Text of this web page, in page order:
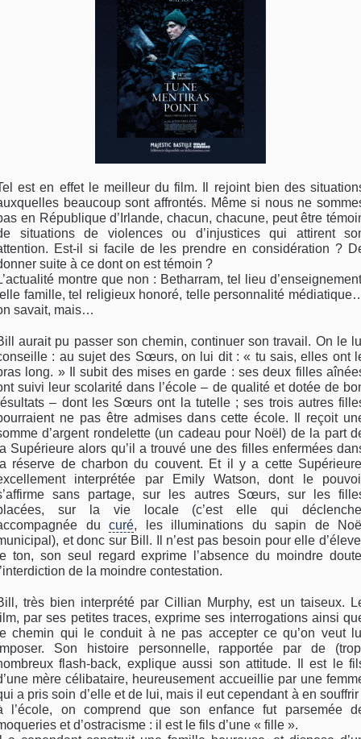
est en effet le meilleur du film. Il rejoint bien des
beaucoup sont affrontés. Même si nous ne
en République d’Irlande, chacun, chacune, peut être
situations de violences ou d’injustices qui attirent
Est-il si facile de les prendre en considération ?
suite à ce dont on est témoin ?
montre que non : Betharram, tel lieu
famille, tel religieux honoré, telle personnalité
savait, mais…
aurait pu passer son chemin, continuer son travail. On le
: au sujet des Sœurs, on lui dit : « tu sais, elles ont
long. » Il subit des mises en garde : ses deux filles
suivi leur scolarité dans l’école – de qualité et dotée de
– dont les Sœurs ont la tutelle ; ses trois autres
ne pas être admises dans cette école. Il reçoit
d’argent rondelette (un cadeau pour Noël) de la part
Supérieure alors qu’il a trouvé une des filles enfermées
réserve de charbon du couvent. Et il y a cette
interprétée par Emily Watson, dont le
sans partage, sur les autres Sœurs, sur les
sur la vie locale (c’est elle qui
du curé, les illuminations du sapin de
et donc sur Bill. Il n’est pas besoin pour elle
ton, son seul regard exprime l’absence du moindre
de la moindre contestation.
très bien interprété par Cillian Murphy, est un taiseux.
par ses petites traces, exprime ses interrogations ainsi
chemin qui le conduit à ne pas accepter ce qu’on veut
Son histoire personnelle, rapportée par de
flash-back, explique aussi son attitude. Il est le
mère célibataire, heureusement accueillie par une
a pris soin d’elle et de lui, mais il eut cependant à en souffrir
l’école, on comprend que son enfance fut parsemée
et d’ostracisme : il est le fils d’une « fille ».